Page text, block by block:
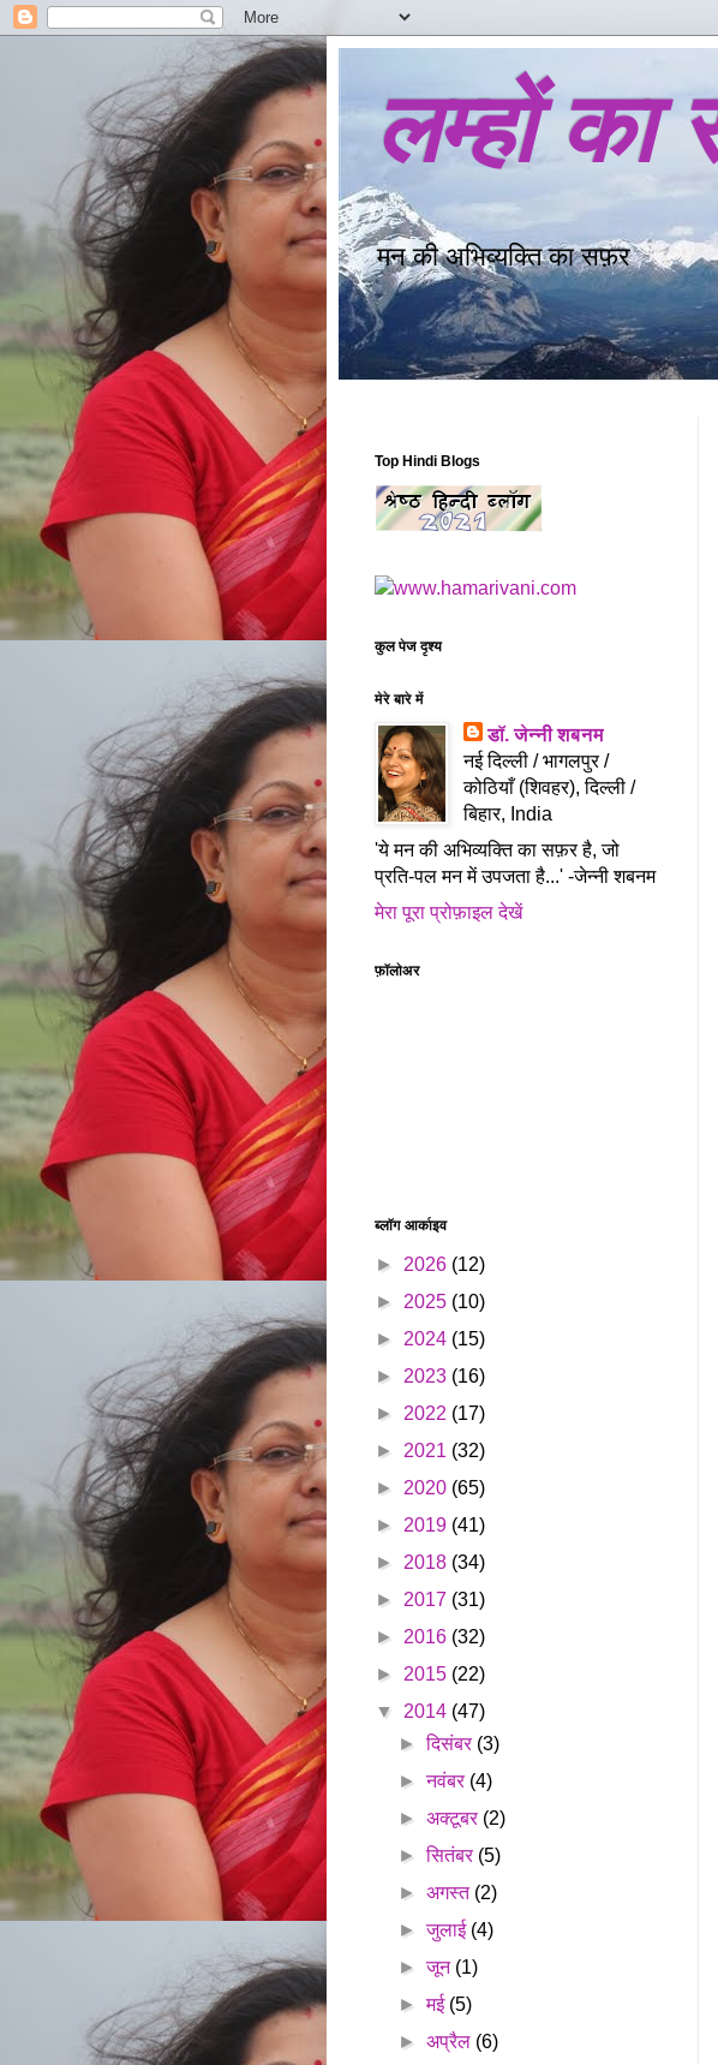
लम्हों का
मन की अभिव्यक्ति का सफ़र
Top Hindi Blogs
कुल पेज दृश्य
मेरे बारे में
डॉ. जेन्नी शबनम
नई दिल्ली / भागलपुर /
कोठियाँ (शिवहर), दिल्ली /
बिहार, India
'ये मन की अभिव्यक्ति का सफ़र है, जो
प्रति-पल मन में उपजता है...' -जेन्नी शबनम
मेरा पूरा प्रोफ़ाइल देखें
फ़ॉलोअर
ब्लॉग आर्काइव
► 2026 (12)
► 2025 (10)
► 2024 (15)
► 2023 (16)
► 2022 (17)
► 2021 (32)
► 2020 (65)
► 2019 (41)
► 2018 (34)
► 2017 (31)
► 2016 (32)
► 2015 (22)
▼ 2014 (47)
►दिसंबर (3)
►नवंबर (4)
►अक्टूबर (2)
►सितंबर (5)
►अगस्त (2)
►जुलाई (4)
►जून (1)
►मई (5)
►अप्रैल (6)